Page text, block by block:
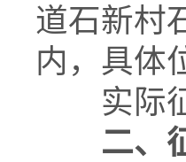
道石新村
内，具体
实际征
二、